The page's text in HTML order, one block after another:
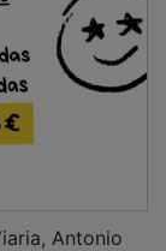
cada año
de los